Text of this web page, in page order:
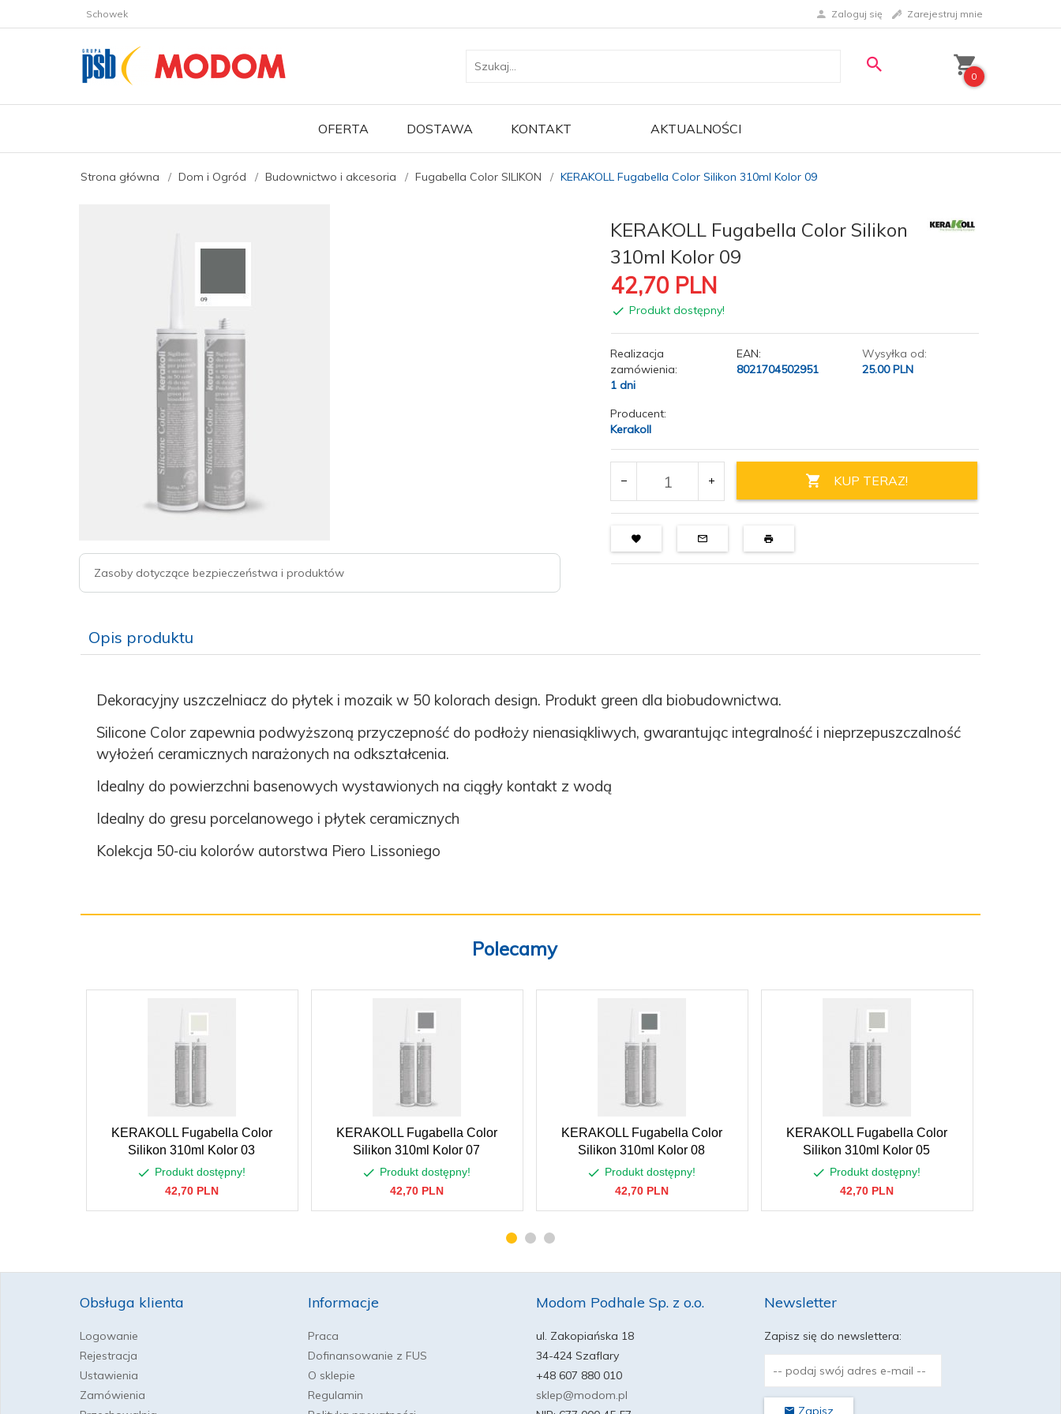
Schowek Zaloguj się Zarejestruj mnie
0
OFERTA DOSTAWA KONTAKT AKTUALNOŚCI
Strona główna Dom i Ogród Budownictwo i akcesoria Fugabella Color SILIKON KERAKOLL Fugabella Color Silikon 310ml Kolor 09
Zasoby dotyczące bezpieczeństwa i produktów
KERAKOLL Fugabella Color Silikon
310ml Kolor 09
42,70 PLN
Produkt dostępny!
Realizacja
zamówienia:
1 dni
EAN:
8021704502951
Wysyłka od:
25.00 PLN
Producent:
Kerakoll
KUP TERAZ!
Opis produktu
Dekoracyjny uszczelniacz do płytek i mozaik w 50 kolorach design. Produkt green dla biobudownictwa.
Silicone Color zapewnia podwyższoną przyczepność do podłoży nienasiąkliwych, gwarantując integralność i nieprzepuszczalność
wyłożeń ceramicznych narażonych na odkształcenia.
Idealny do powierzchni basenowych wystawionych na ciągły kontakt z wodą
Idealny do gresu porcelanowego i płytek ceramicznych
Kolekcja 50‑ciu kolorów autorstwa Piero Lissoniego
Polecamy
KERAKOLL Fugabella Color
Silikon 310ml Kolor 03
Produkt dostępny!
42,70 PLN
KERAKOLL Fugabella Color
Silikon 310ml Kolor 07
Produkt dostępny!
42,70 PLN
KERAKOLL Fugabella Color
Silikon 310ml Kolor 08
Produkt dostępny!
42,70 PLN
KERAKOLL Fugabella Color
Silikon 310ml Kolor 05
Produkt dostępny!
42,70 PLN
Obsługa klienta
Logowanie
Rejestracja
Ustawienia
Zamówienia
Informacje
Praca
Dofinansowanie z FUS
O sklepie
Regulamin
Modom Podhale Sp. z o.o.
ul. Zakopiańska 18
34-424 Szaflary
+48 607 880 010
sklep@modom.pl
Newsletter
Zapisz się do newslettera:
Zapisz